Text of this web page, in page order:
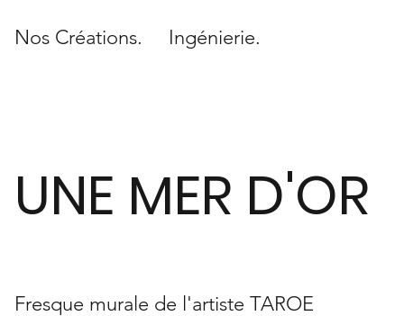
UNE MER D'OR
Fresque murale de l'artiste TAROE
Nos Créations. Ingénierie.